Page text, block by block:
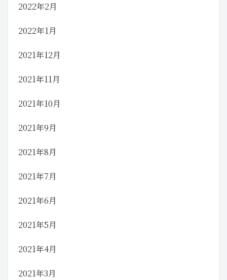
2022年2月
2022年1月
2021年12月
2021年11月
2021年10月
2021年9月
2021年8月
2021年7月
2021年6月
2021年5月
2021年4月
2021年3月